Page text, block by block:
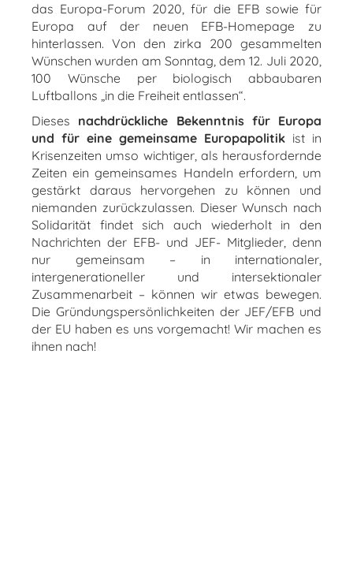
das Europa-Forum 2020, für die EFB sowie für
Europa auf der neuen EFB-Homepage zu
hinterlassen. Von den zirka 200 gesammelten
Wünschen wurden am Sonntag, dem 12. Juli 2020,
100 Wünsche per biologisch abbaubaren
Luftballons „in die Freiheit entlassen“.
Dieses nachdrückliche Bekenntnis für Europa
und für eine gemeinsame Europapolitik ist in
Krisenzeiten umso wichtiger, als herausfordernde
Zeiten ein gemeinsames Handeln erfordern, um
gestärkt daraus hervorgehen zu können und
niemanden zurückzulassen. Dieser Wunsch nach
Solidarität findet sich auch wiederholt in den
Nachrichten der EFB- und JEF- Mitglieder, denn
nur gemeinsam – in internationaler,
intergenerationeller und intersektionaler
Zusammenarbeit – können wir etwas bewegen.
Die Gründungspersönlichkeiten der JEF/EFB und
der EU haben es uns vorgemacht! Wir machen es
ihnen nach!